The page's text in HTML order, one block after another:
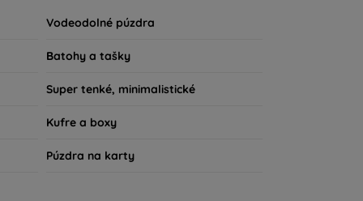
sme tu práve pre vás.
Vodeodolné púzdra
Batohy a tašky
Super tenké, minimalistické
Kufre a boxy
Púzdra na karty